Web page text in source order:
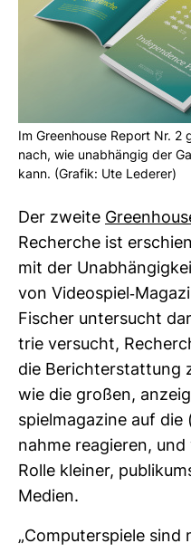
Im Green­house Report Nr.
nach, wie unab­hängig der
kann. (Grafik: Ute Lederer)
Der zweite
Recherche ist
mit der
von Video­spiel-​
Fischer unter­sucht
trie ver­sucht,
die Bericht­erstat­tung
wie die großen,
spiel­ma­ga­zine auf
nahme reagieren,
Rolle kleiner,
Medien.
„Com­pu­ter­spiele sind